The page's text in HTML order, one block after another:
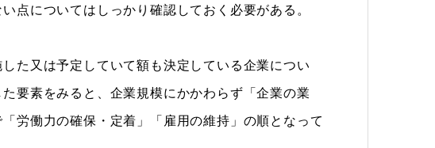
点についてはしっかり確認しておく必要がある。
た又は予定していて額も決定している企業につい
要素をみると、企業規模にかかわらず「企業の業
労働力の確保・定着」「雇用の維持」の順となって